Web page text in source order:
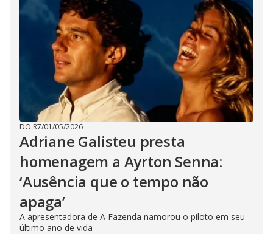
DO R7/01/05/2026
Adriane Galisteu presta
homenagem a Ayrton Senna:
‘Ausência que o tempo não
apaga’
A apresentadora de A Fazenda namorou o piloto em seu
último ano de vida